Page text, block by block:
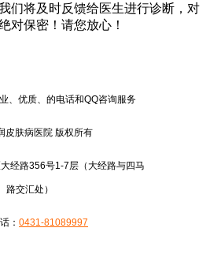
们将及时反馈给医生进行诊断，对
对保密！请您放心！
、优质、的电话和QQ咨询服务
皮肤病医院 版权所有
经路356号1-7层（大经路与四马
路交汇处）
： 0431-81089997